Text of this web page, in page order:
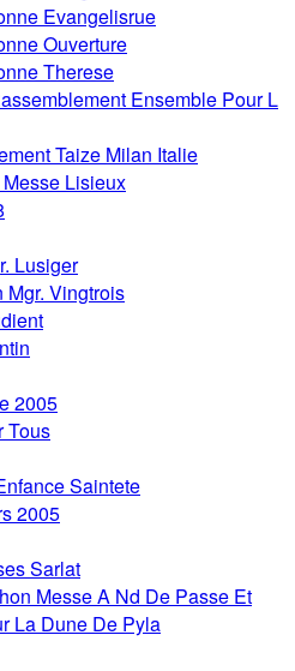
Evangelisrue
Ouverture
Therese
Ensemble Pour L
Taize Milan Italie
Lisieux
Lusiger
Mgr. Vingtrois
2005
Tous
Saintete
2005
Sarlat
Messe A Nd De Passe Et
La Dune De Pyla